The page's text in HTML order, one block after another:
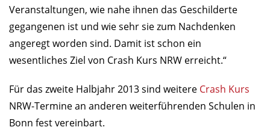
Veranstaltungen, wie nahe ihnen das Geschilderte
gegangenen ist und wie sehr sie zum Nachdenken
angeregt worden sind. Damit ist schon ein
wesentliches Ziel von Crash Kurs NRW erreicht.“
Für das zweite Halbjahr 2013 sind weitere Crash Kurs
NRW-Termine an anderen weiterführenden Schulen in
Bonn fest vereinbart.